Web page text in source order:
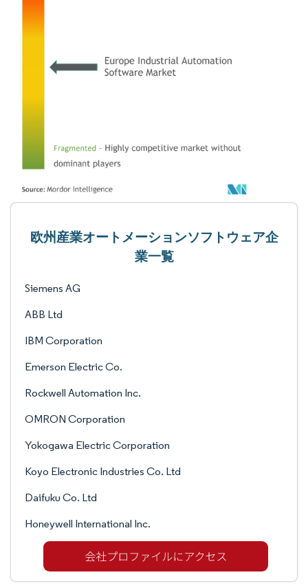
欧州産業オートメーションソフトウェア企
業一覧
Siemens AG
ABB Ltd
IBM Corporation
Emerson Electric Co.
Rockwell Automation Inc.
OMRON Corporation
Yokogawa Electric Corporation
Koyo Electronic Industries Co. Ltd
Daifuku Co. Ltd
Honeywell International Inc.